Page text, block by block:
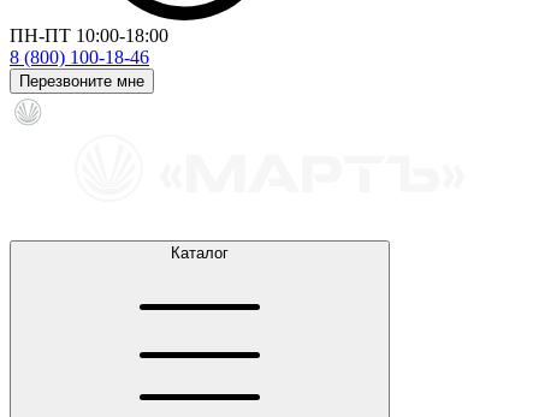
ПН-ПТ 10:00-18:00
8 (800) 100-18-46
Перезвоните мне
Каталог